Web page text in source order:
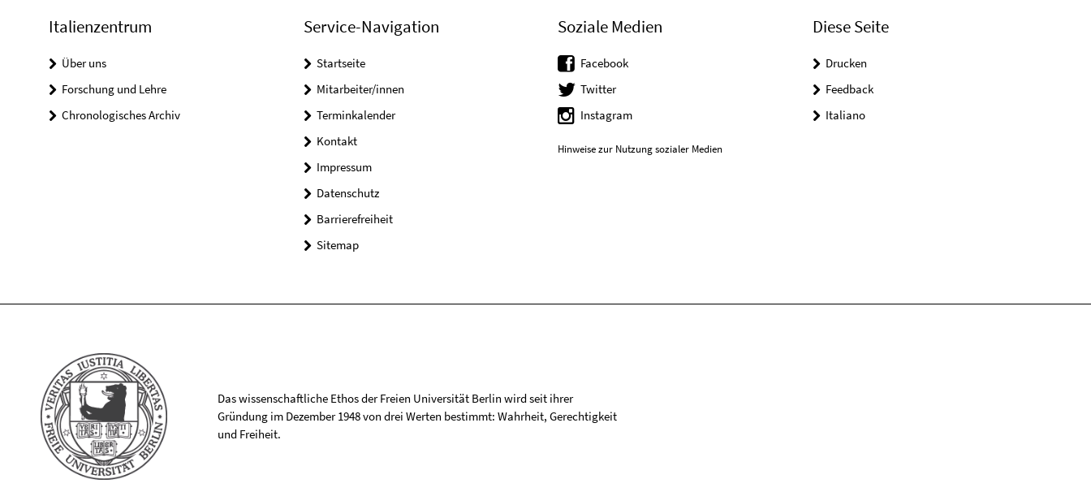
Italienzentrum
Über uns
Forschung und Lehre
Chronologisches Archiv
Service-Navigation
Startseite
Mitarbeiter/innen
Terminkalender
Kontakt
Impressum
Datenschutz
Barrierefreiheit
Sitemap
Soziale Medien
Facebook
Twitter
Instagram
Hinweise zur Nutzung sozialer Medien
Diese Seite
Drucken
Feedback
Italiano
Das wissenschaftliche Ethos der Freien Universität Berlin wird seit ihrer
Gründung im Dezember 1948 von drei Werten bestimmt: Wahrheit, Gerechtigkeit
und Freiheit.